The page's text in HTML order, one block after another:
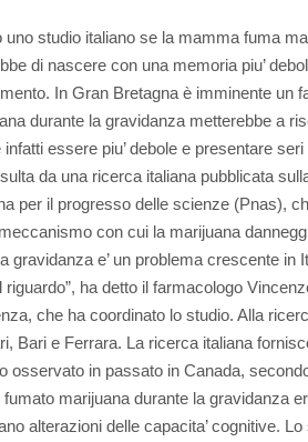
uno studio italiano se la mamma fuma
di nascere con una memoria piu’
In Gran Bretagna è imminente un
durante la gravidanza metterebbe a
infatti essere piu’ debole e presentare
da una ricerca italiana pubblicata
per il progresso delle scienze (Pnas),
con cui la marijuana
gravidanza e’ un problema crescente in
riguardo”, ha detto il farmacologo
che ha coordinato lo studio. Alla
Bari e Ferrara. La ricerca italiana
osservato in passato in Canada,
marijuana durante la gravidanza
alterazioni delle capacita’ cognitive.